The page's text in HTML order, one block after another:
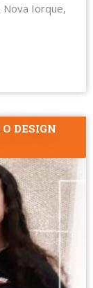
Nova Iorque,
DESIGN